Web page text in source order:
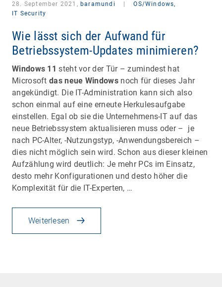
28. September 2021, baramundi
OS/Windows,
IT Security
Wie lässt sich der Aufwand für
Betriebssystem-Updates minimieren?
Windows 11 steht vor der Tür – zumindest hat
Microsoftdas neue Windowsnoch für dieses Jahr
angekündigt. Die IT-Administration kann sich also
schon einmal auf eine erneute Herkulesaufgabe
einstellen. Egal ob sie die Unternehmens-IT auf das
neue Betriebssystem aktualisieren muss oder – je
nach PC-Alter, -Nutzungstyp, -Anwendungsbereich –
dies nicht möglich sein wird. Schon aus dieser kleinen
Aufzählung wird deutlich: Je mehr PCs im Einsatz,
desto mehr Konfigurationen und desto höher die
Komplexität für die IT-Experten, …
Weiterlesen